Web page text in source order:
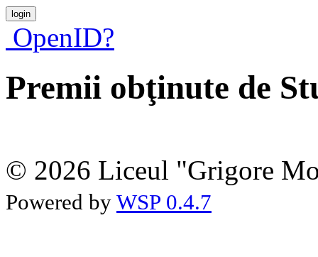
OpenID?
Premii obţinute de
© 2026 Liceul "Grigore
Powered by WSP 0.4.7